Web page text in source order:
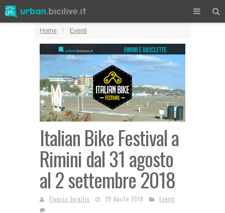
Home Eventi
Italian Bike Festival a
Rimini dal 31 agosto
al 2 settembre 2018
Elvezio Sciallis 28 Aprile 2018 Eventi